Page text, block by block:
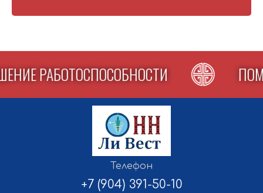
РАБОТОСПОСОБНОСТИ
Телефон
+7 (904) 391-50-10